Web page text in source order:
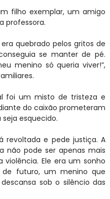
filho exemplar, um amigo
professora.
quebrado pelos gritos de
se manter de pé.
menino só queria viver!”,
foi um misto de tristeza e
do caixão prometeram
esquecido.
revoltada e pede justiça. A
não pode ser apenas mais
Ele era um sonho
futuro, um menino que
sob o silêncio das